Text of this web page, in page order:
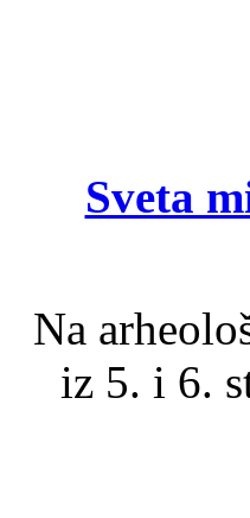
Sveta
Na
iz 5. i 6.